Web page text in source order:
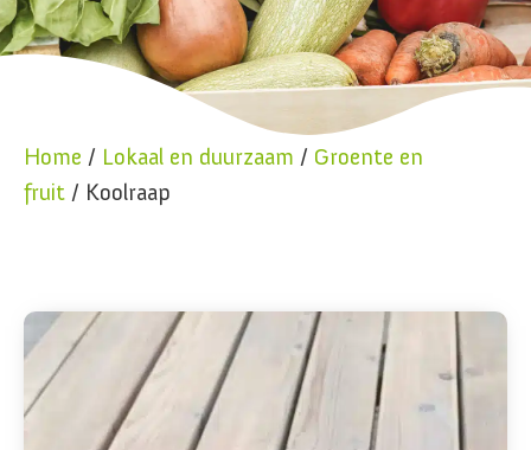
Home / Lokaal en duurzaam / Groente en
fruit / Koolraap